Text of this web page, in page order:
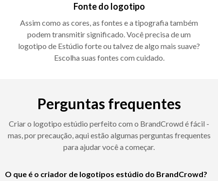
Fonte do logotipo
Assim como as cores, as fontes e a tipografia também
podem transmitir significado. Você precisa de um
logotipo de Estúdio forte ou talvez de algo mais suave?
Escolha suas fontes com cuidado.
Perguntas frequentes
Criar o logotipo estúdio perfeito com o BrandCrowd é fácil -
mas, por precaução, aqui estão algumas perguntas frequentes
para ajudar você a começar.
O que é o criador de logotipos estúdio do BrandCrowd?